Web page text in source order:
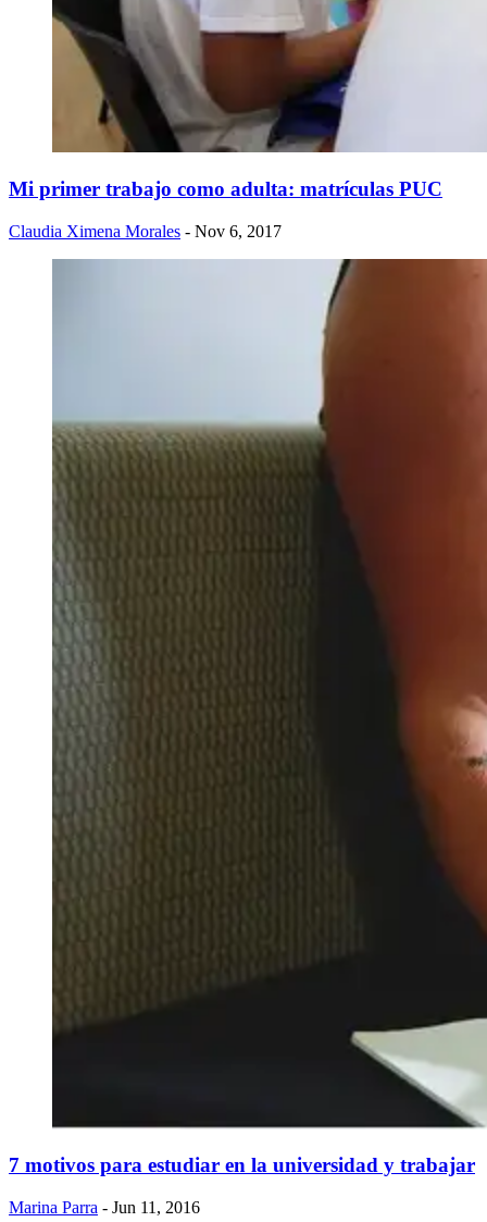
Mi primer trabajo como adulta: matrículas PUC
Claudia Ximena Morales - Nov 6, 2017
7 motivos para estudiar en la universidad y trabajar
Marina Parra - Jun 11, 2016